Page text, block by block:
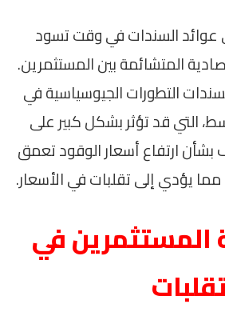
عوائد السندات في وقت تسود
المتشائمة بين المستثمرين.
التطورات الجيوسياسية في
التي قد تؤثر بشكل كبير على
ارتفاع أسعار الوقود تعمق
يؤدي إلى تقلبات في الأسعار.
المستثمرين في